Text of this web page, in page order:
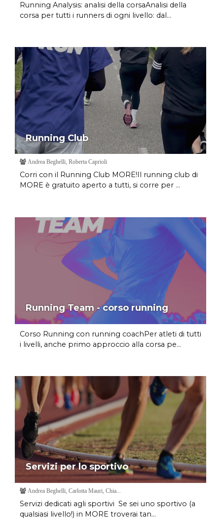
Running Analysis: analisi della corsaAnalisi della
corsa per tutti i runners di ogni livello: dal...
Running Club
Andrea Beghelli, Roberta Caprioli
Corri con il Running Club MORE!Il running club di
MORE è gratuito aperto a tutti, si corre per ...
Running Team - corso running
Corso Running con running coachPer atleti di tutti
i livelli, anche primo approccio alla corsa pe...
Servizi per lo sportivo
Andrea Beghelli, Carlotta Mauri, Chia...
Servizi dedicati agli sportivi Se sei uno sportivo (a
qualsiasi livello!) in MORE troverai tan...